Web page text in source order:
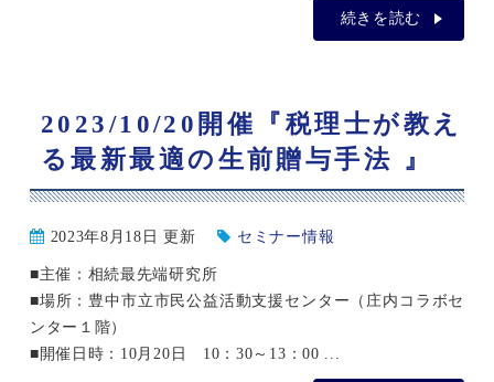
続きを読む
2023/10/20開催『税理士が教え
る最新最適の生前贈与手法 』
2023年8月18日 更新 セミナー情報
■主催：相続最先端研究所
■場所：豊中市立市民公益活動支援センター（庄内コラボセ
ンター１階）
■開催日時：10月20日 10：30～13：00 ...